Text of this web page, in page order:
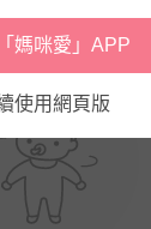
媽咪愛」APP
使用網頁版